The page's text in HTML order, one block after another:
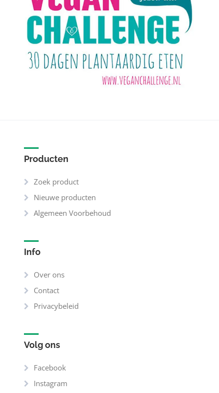
Producten
Zoek product
Nieuwe producten
Algemeen Voorbehoud
Info
Over ons
Contact
Privacybeleid
Volg ons
Facebook
Instagram